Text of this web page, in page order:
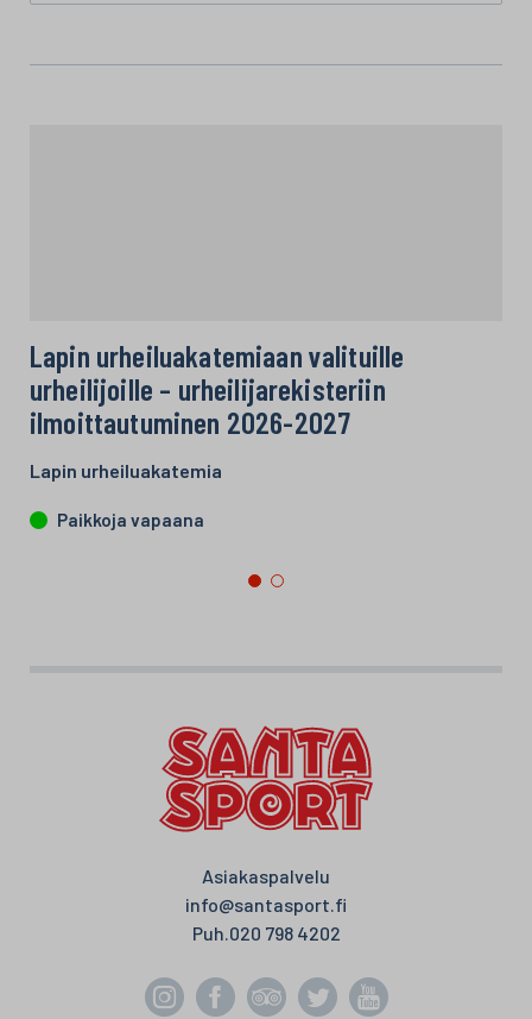
Lapin urheiluakatemiaan valituille
urheilijoille – urheilijarekisteriin
ilmoittautuminen 2026-2027
Lapin urheiluakatemia
Paikkoja vapaana
Asiakaspalvelu
info@santasport.fi
Puh.020 798 4202